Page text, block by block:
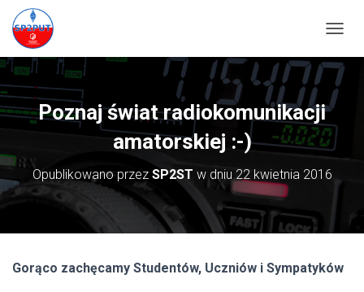
Poznaj świat radiokomunikacji
amatorskiej :-)
Opublikowano przez SP2ST w dniu 22 kwietnia 2016
Gorąco zachęcamy Studentów, Uczniów i Sympatyków